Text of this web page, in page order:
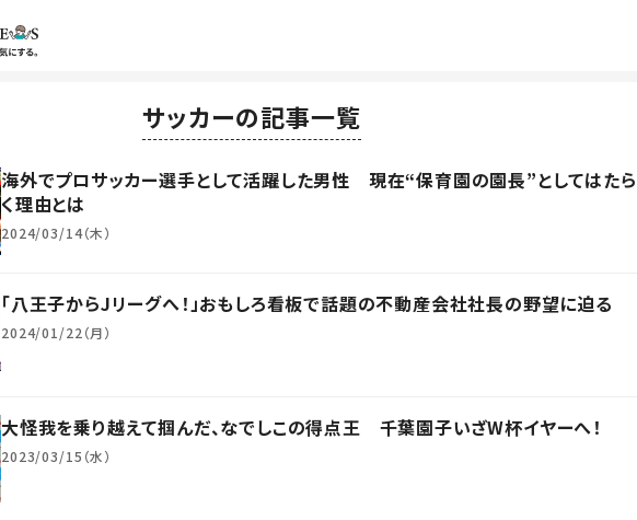
サッカーの記事一覧
海外でプロサッカー選手として活躍した男性 現在“保育園の園長”としてはたら
く理由とは
2024/03/14（木）
「八王子からJリーグへ！」おもしろ看板で話題の不動産会社社長の野望に迫る
2024/01/22（月）
大怪我を乗り越えて掴んだ、なでしこの得点王 千葉園子いざW杯イヤーへ！
2023/03/15（水）